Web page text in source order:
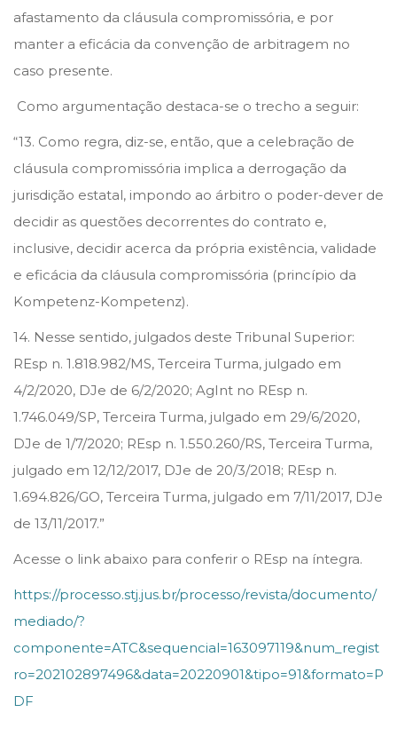
afastamento da cláusula compromissória, e por
manter a eficácia da convenção de arbitragem no
caso presente.
Como argumentação destaca-se o trecho a seguir:
“13. Como regra, diz-se, então, que a celebração de
cláusula compromissória implica a derrogação da
jurisdição estatal, impondo ao árbitro o poder-dever de
decidir as questões decorrentes do contrato e,
inclusive, decidir acerca da própria existência, validade
e eficácia da cláusula compromissória (princípio da
Kompetenz-Kompetenz).
14. Nesse sentido, julgados deste Tribunal Superior:
REsp n. 1.818.982/MS, Terceira Turma, julgado em
4/2/2020, DJe de 6/2/2020; AgInt no REsp n.
1.746.049/SP, Terceira Turma, julgado em 29/6/2020,
DJe de 1/7/2020; REsp n. 1.550.260/RS, Terceira Turma,
julgado em 12/12/2017, DJe de 20/3/2018; REsp n.
1.694.826/GO, Terceira Turma, julgado em 7/11/2017, DJe
de 13/11/2017.”
Acesse o link abaixo para conferir o REsp na íntegra.
https://processo.stj.jus.br/processo/revista/documento/
mediado/?
componente=ATC&sequencial=163097119&num_regist
ro=202102897496&data=20220901&tipo=91&formato=P
DF